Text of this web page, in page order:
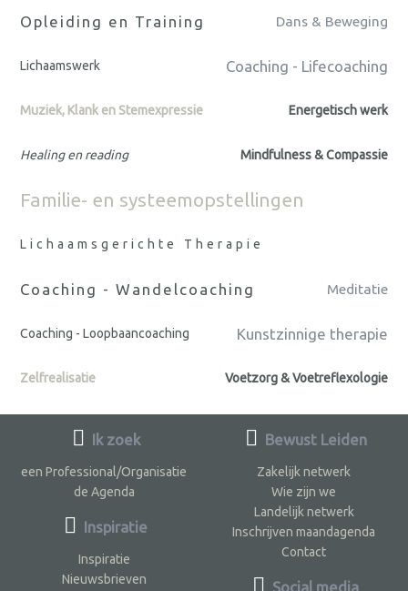
Opleiding en Training Dans & Beweging
Lichaamswerk Coaching - Lifecoaching
Muziek, Klank en Stemexpressie Energetisch werk
Healing en reading Mindfulness & Compassie
Familie- en systeemopstellingen
Lichaamsgerichte Therapie
Coaching - Wandelcoaching Meditatie
Coaching - Loopbaancoaching Kunstzinnige therapie
Zelfrealisatie Voetzorg & Voetreflexologie
Ik zoek
een Professional/Organisatie
de Agenda
Inspiratie
Inspiratie
Nieuwsbrieven
Bewust Leiden
Zakelijk netwerk
Wie zijn we
Landelijk netwerk
Inschrijven maandagenda
Contact
Social media